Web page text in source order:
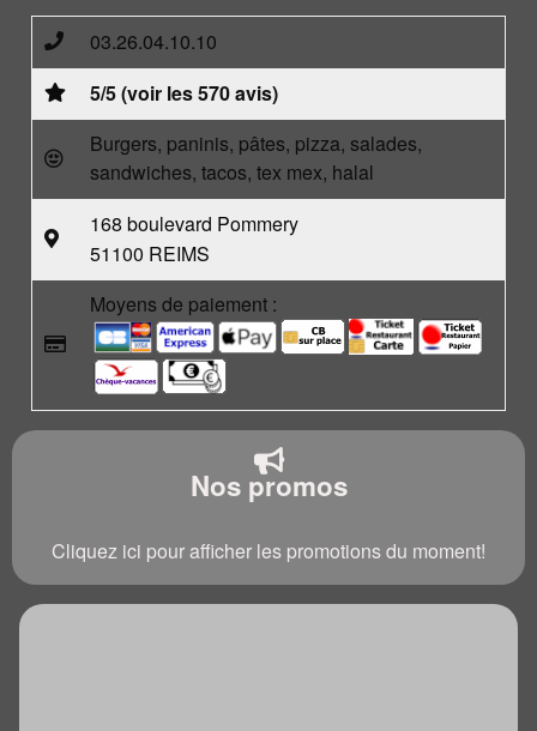
03.26.04.10.10
5/5 (voir les 570 avis)
Burgers, paninis, pâtes, pizza, salades,
sandwiches, tacos, tex mex, halal
168 boulevard Pommery
51100 REIMS
Moyens de paiement :
Nos promos
Cliquez ici pour afficher les promotions du moment!